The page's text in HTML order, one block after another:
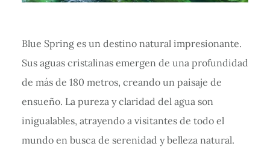
Blue Spring es un destino natural impresionante.
Sus aguas cristalinas emergen de una profundidad
de más de 180 metros, creando un paisaje de
ensueño. La pureza y claridad del agua son
inigualables, atrayendo a visitantes de todo el
mundo en busca de serenidad y belleza natural.